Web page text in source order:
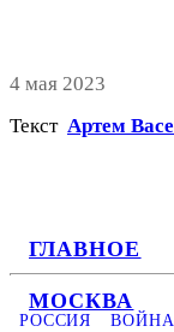
ГЛАВНОЕ
МОСКВА
4 мая 2023
Текст Артем
РОССИЯ ВОЙНА